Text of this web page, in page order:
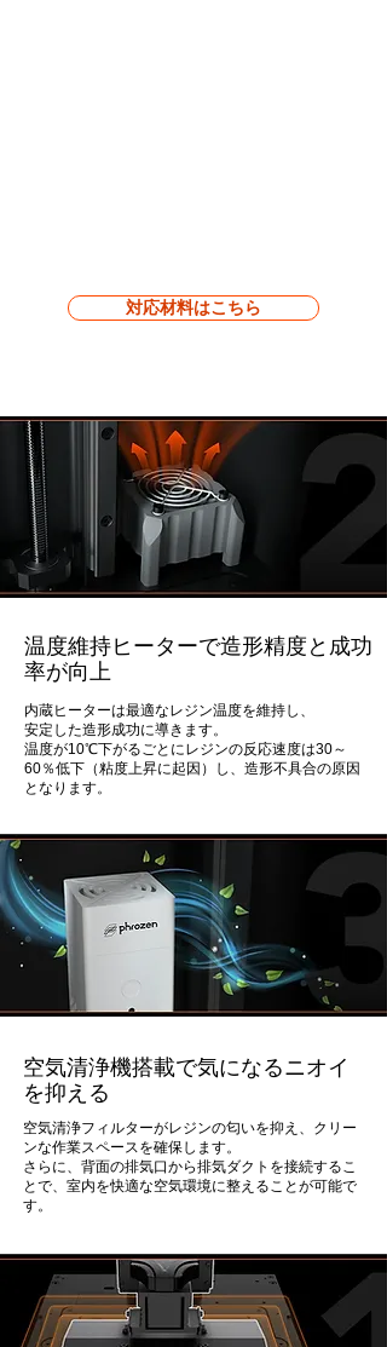
対応材料はこちら
温度維持ヒーターで造形精度と成功
率が向上
内蔵ヒーターは最適なレジン温度を維持し、
安定した造形成功に導きます。
温度が10℃下がるごとにレジンの反応速度は30～
60％低下（粘度上昇に起因）し、造形不具合の原因
となります。
空気清浄機搭載で気になるニオイ
を抑える
空気清浄フィルターがレジンの匂いを抑え、クリー
ンな作業スペースを確保します。
さらに、背面の排気口から排気ダクトを接続するこ
とで、室内を快適な空気環境に整えることが可能で
す。